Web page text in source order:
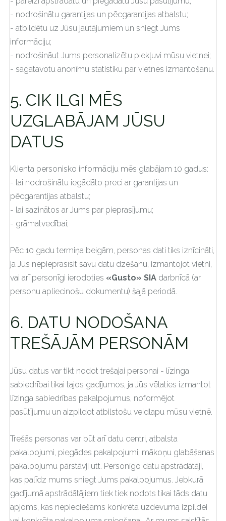
- nodrošinātu garantijas un pēcgarantijas atbalstu;
- atbildētu uz Jūsu jautājumiem un sniegt Jums
informāciju;
- nodrošināut Jums personalizētu piekļuvi mūsu vietnei;
- sagatavotu anonīmu statistiku par vietnes izmantošanu.
5. CIK ILGI MĒS
UZGLABĀJAM JŪSU
DATUS
Klienta personisko informāciju mēs glabājam 10 gadus:
- lai nodrošinātu iegādāto preci ar garantijas un
pēcgarantijas atbalstu;
- lai sazinātos ar Jums par pieprasījumu;
- grāmatvedībai;
Pēc 10 gadu termiņa beigām, personas dati tiks iznīcināti,
ja Jūs nepieprasīsit savu datu dzēšanu, izmantojot vietni,
vai arī personīgi ierodoties «Gusto» SIA darbnīcā (ar
personu apliecinošu dokumentu) šajā periodā.
6. DATU NODOŠANA
TREŠĀJĀM PERSONĀM
Jūsu datus var tikt nodot trešajai personai - līzinga
sabiedrībai tikai tajos gadījumos, ja Jūs vēlaties izmantot
līzinga sabiedrības pakalpojumus, noformējot
pasūtījumu un aizpildot atbilstošu veidlapu mūsu vietnē.
Trešās personas var būt arī datu centri, atbalsta
pakalpojumi, piegādes pakalpojumi, mākoņu glabāšanas
pakalpojumu pārstāvji utt. Personīgo datu apstrādātāji,
kas palīdz mums sniegt Jums pakalpojumus. Jebkurā
gadījumā apstrādātājiem tiek tiek nodots tikai tāds datu
apjoms, kas nepieciešams konkrēta uzdevuma izpildei